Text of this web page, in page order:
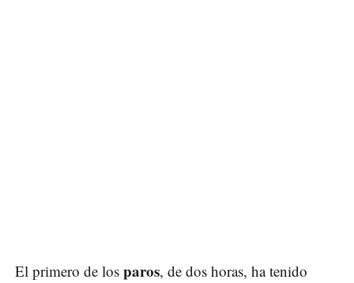
El primero de los paros, de dos horas, ha tenido